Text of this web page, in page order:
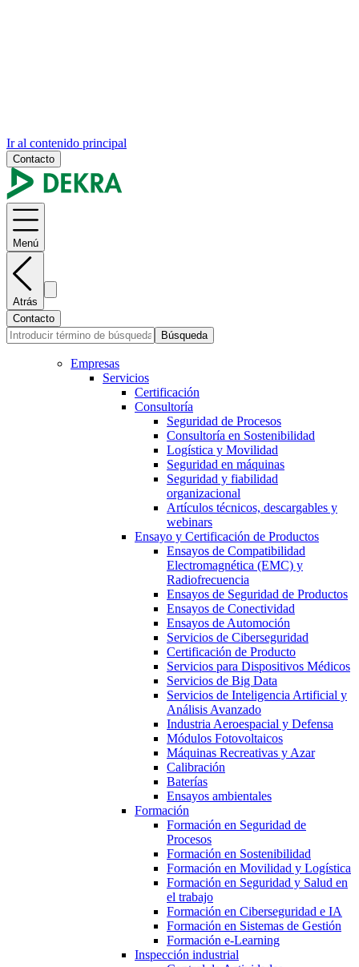
Ir al contenido principal
Contacto
Menú
Atrás
Contacto
Búsqueda
Empresas
Servicios
Certificación
Consultoría
Seguridad de Procesos
Consultoría en Sostenibilidad
Logística y Movilidad
Seguridad en máquinas
Seguridad y fiabilidad
organizacional
Artículos técnicos, descargables y
webinars
Ensayo y Certificación de Productos
Ensayos de Compatibilidad
Electromagnética (EMC) y
Radiofrecuencia
Ensayos de Seguridad de Productos
Ensayos de Conectividad
Ensayos de Automoción
Servicios de Ciberseguridad
Certificación de Producto
Servicios para Dispositivos Médicos
Servicios de Big Data
Servicios de Inteligencia Artificial y
Análisis Avanzado
Industria Aeroespacial y Defensa
Módulos Fotovoltaicos
Máquinas Recreativas y Azar
Calibración
Baterías
Ensayos ambientales
Formación
Formación en Seguridad de
Procesos
Formación en Sostenibilidad
Formación en Movilidad y Logística
Formación en Seguridad y Salud en
el trabajo
Formación en Ciberseguridad e IA
Formación en Sistemas de Gestión
Formación e-Learning
Inspección industrial